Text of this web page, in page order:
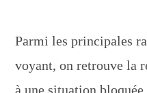
Parmi les principales
voyant, on retrouve la
à une situation